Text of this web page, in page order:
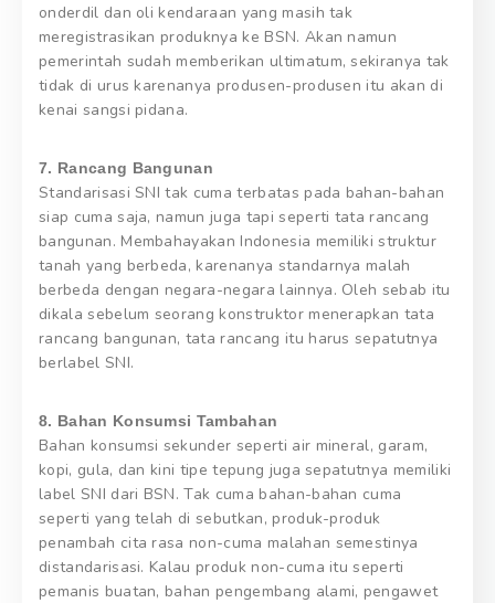
onderdil dan oli kendaraan yang masih tak
meregistrasikan produknya ke BSN. Akan namun
pemerintah sudah memberikan ultimatum, sekiranya tak
tidak di urus karenanya produsen-produsen itu akan di
kenai sangsi pidana.
7. Rancang Bangunan
Standarisasi SNI tak cuma terbatas pada bahan-bahan
siap cuma saja, namun juga tapi seperti tata rancang
bangunan. Membahayakan Indonesia memiliki struktur
tanah yang berbeda, karenanya standarnya malah
berbeda dengan negara-negara lainnya. Oleh sebab itu
dikala sebelum seorang konstruktor menerapkan tata
rancang bangunan, tata rancang itu harus sepatutnya
berlabel SNI.
8. Bahan Konsumsi Tambahan
Bahan konsumsi sekunder seperti air mineral, garam,
kopi, gula, dan kini tipe tepung juga sepatutnya memiliki
label SNI dari BSN. Tak cuma bahan-bahan cuma
seperti yang telah di sebutkan, produk-produk
penambah cita rasa non-cuma malahan semestinya
distandarisasi. Kalau produk non-cuma itu seperti
pemanis buatan, bahan pengembang alami, pengawet